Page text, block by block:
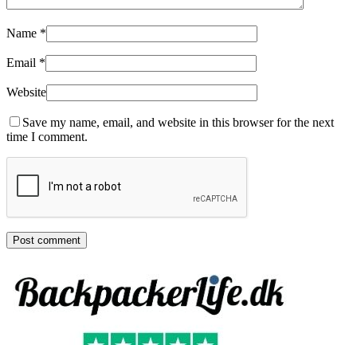
Name *
Email *
Website
Save my name, email, and website in this browser for the next
time I comment.